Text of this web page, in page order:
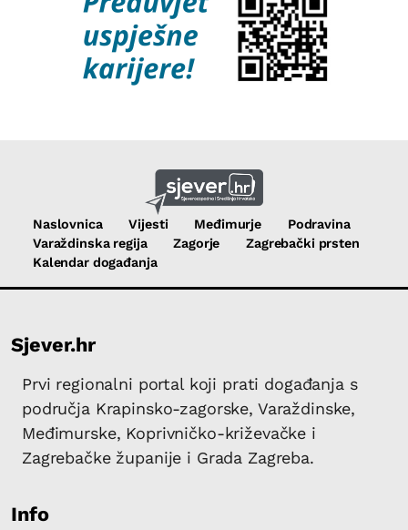
Naslovnica Vijesti Međimurje
Podravina
Varaždinska regija
Zagorje
Zagrebački prsten
Kalendar događanja
Sjever.hr
Prvi regionalni portal koji prati događanja s
područja Krapinsko-zagorske, Varaždinske,
Međimurske, Koprivničko-križevačke i
Zagrebačke županije i Grada Zagreba.
Info